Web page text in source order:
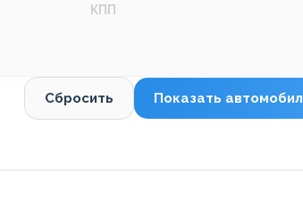
КПП
Сбросить Показать